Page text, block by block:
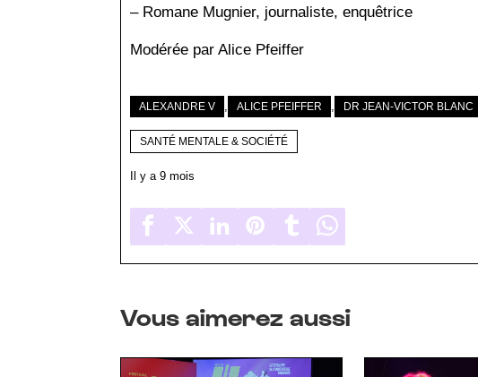
– Romane Mugnier, journaliste, enquêtrice
Modérée par Alice Pfeiffer
ALEXANDRE V , ALICE PFEIFFER , DR JEAN-VICTOR BLANC
SANTÉ MENTALE & SOCIÉTÉ
Il y a 9 mois
Vous aimerez aussi